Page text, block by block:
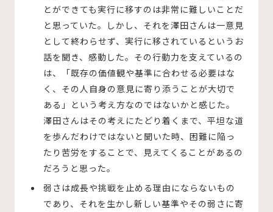
とができても実行に移すのは非常に難しいことだ
と思っていた。しかし、それを澤田さんは一意見
として終わらせず、実行に移されているというお
話を聞き、感動した。その行動力を支えているの
は、「既存の価値観や基準に合わせる必要はな
く、その人自身の意見に寄り添うことが大切で
ある」という考え方なのではないかと感じた。
澤田さんはその考えにたどり着くまで、平坦な道
を歩んだわけではないと聞いた時、困難に陥っ
たり苦労をすることで、見えてくることがあるの
だろうと思った。
弱さは成長や挑戦を止める理由にならないもの
であり、それを生かし新しい基準やその弱さに寄